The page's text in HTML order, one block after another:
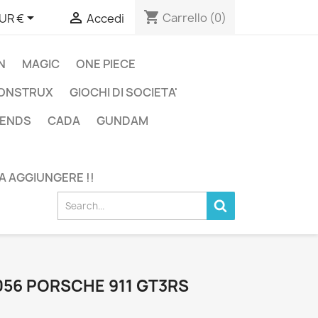
€  Accedi shopping_cart Carrello (0)
MAGIC
ONE PIECE
GIOCHI DI SOCIETA'
CADA
GUNDAM
AGGIUNGERE !!
PORSCHE 911 GT3RS